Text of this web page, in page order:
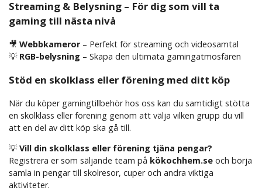
Streaming & Belysning – För dig som vill ta
gaming till nästa nivå
🎥 Webbkameror– Perfekt för streaming och videosamtal
💡 RGB-belysning – Skapa den ultimata gamingatmosfären
Stöd en skolklass eller förening med ditt köp
När du köper gamingtillbehör hos oss kan du samtidigt stötta
en skolklass eller förening genom att välja vilken grupp du vill
att en del av ditt köp ska gå till.
💡Vill din skolklass eller förening tjäna pengar?
Registrera er som säljande team på kökochhem.se och börja
samla in pengar till skolresor, cuper och andra viktiga
aktiviteter.